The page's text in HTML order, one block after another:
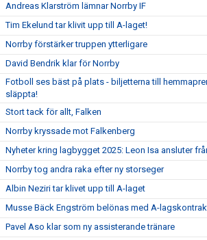
Andreas Klarström lämnar Norrby IF
Tim Ekelund tar klivit upp till A-laget!
Norrby förstärker truppen ytterligare
David Bendrik klar för Norrby
Fotboll ses bäst på plats - biljetterna till
släppta!
Stort tack för allt, Falken
Norrby kryssade mot Falkenberg
Nyheter kring lagbygget 2025: Leon Isa ansluter
Norrby tog andra raka efter ny storseger
Albin Neziri tar klivet upp till A-laget
Musse Bäck Engström belönas med A-
Pavel Aso klar som ny assisterande tränare